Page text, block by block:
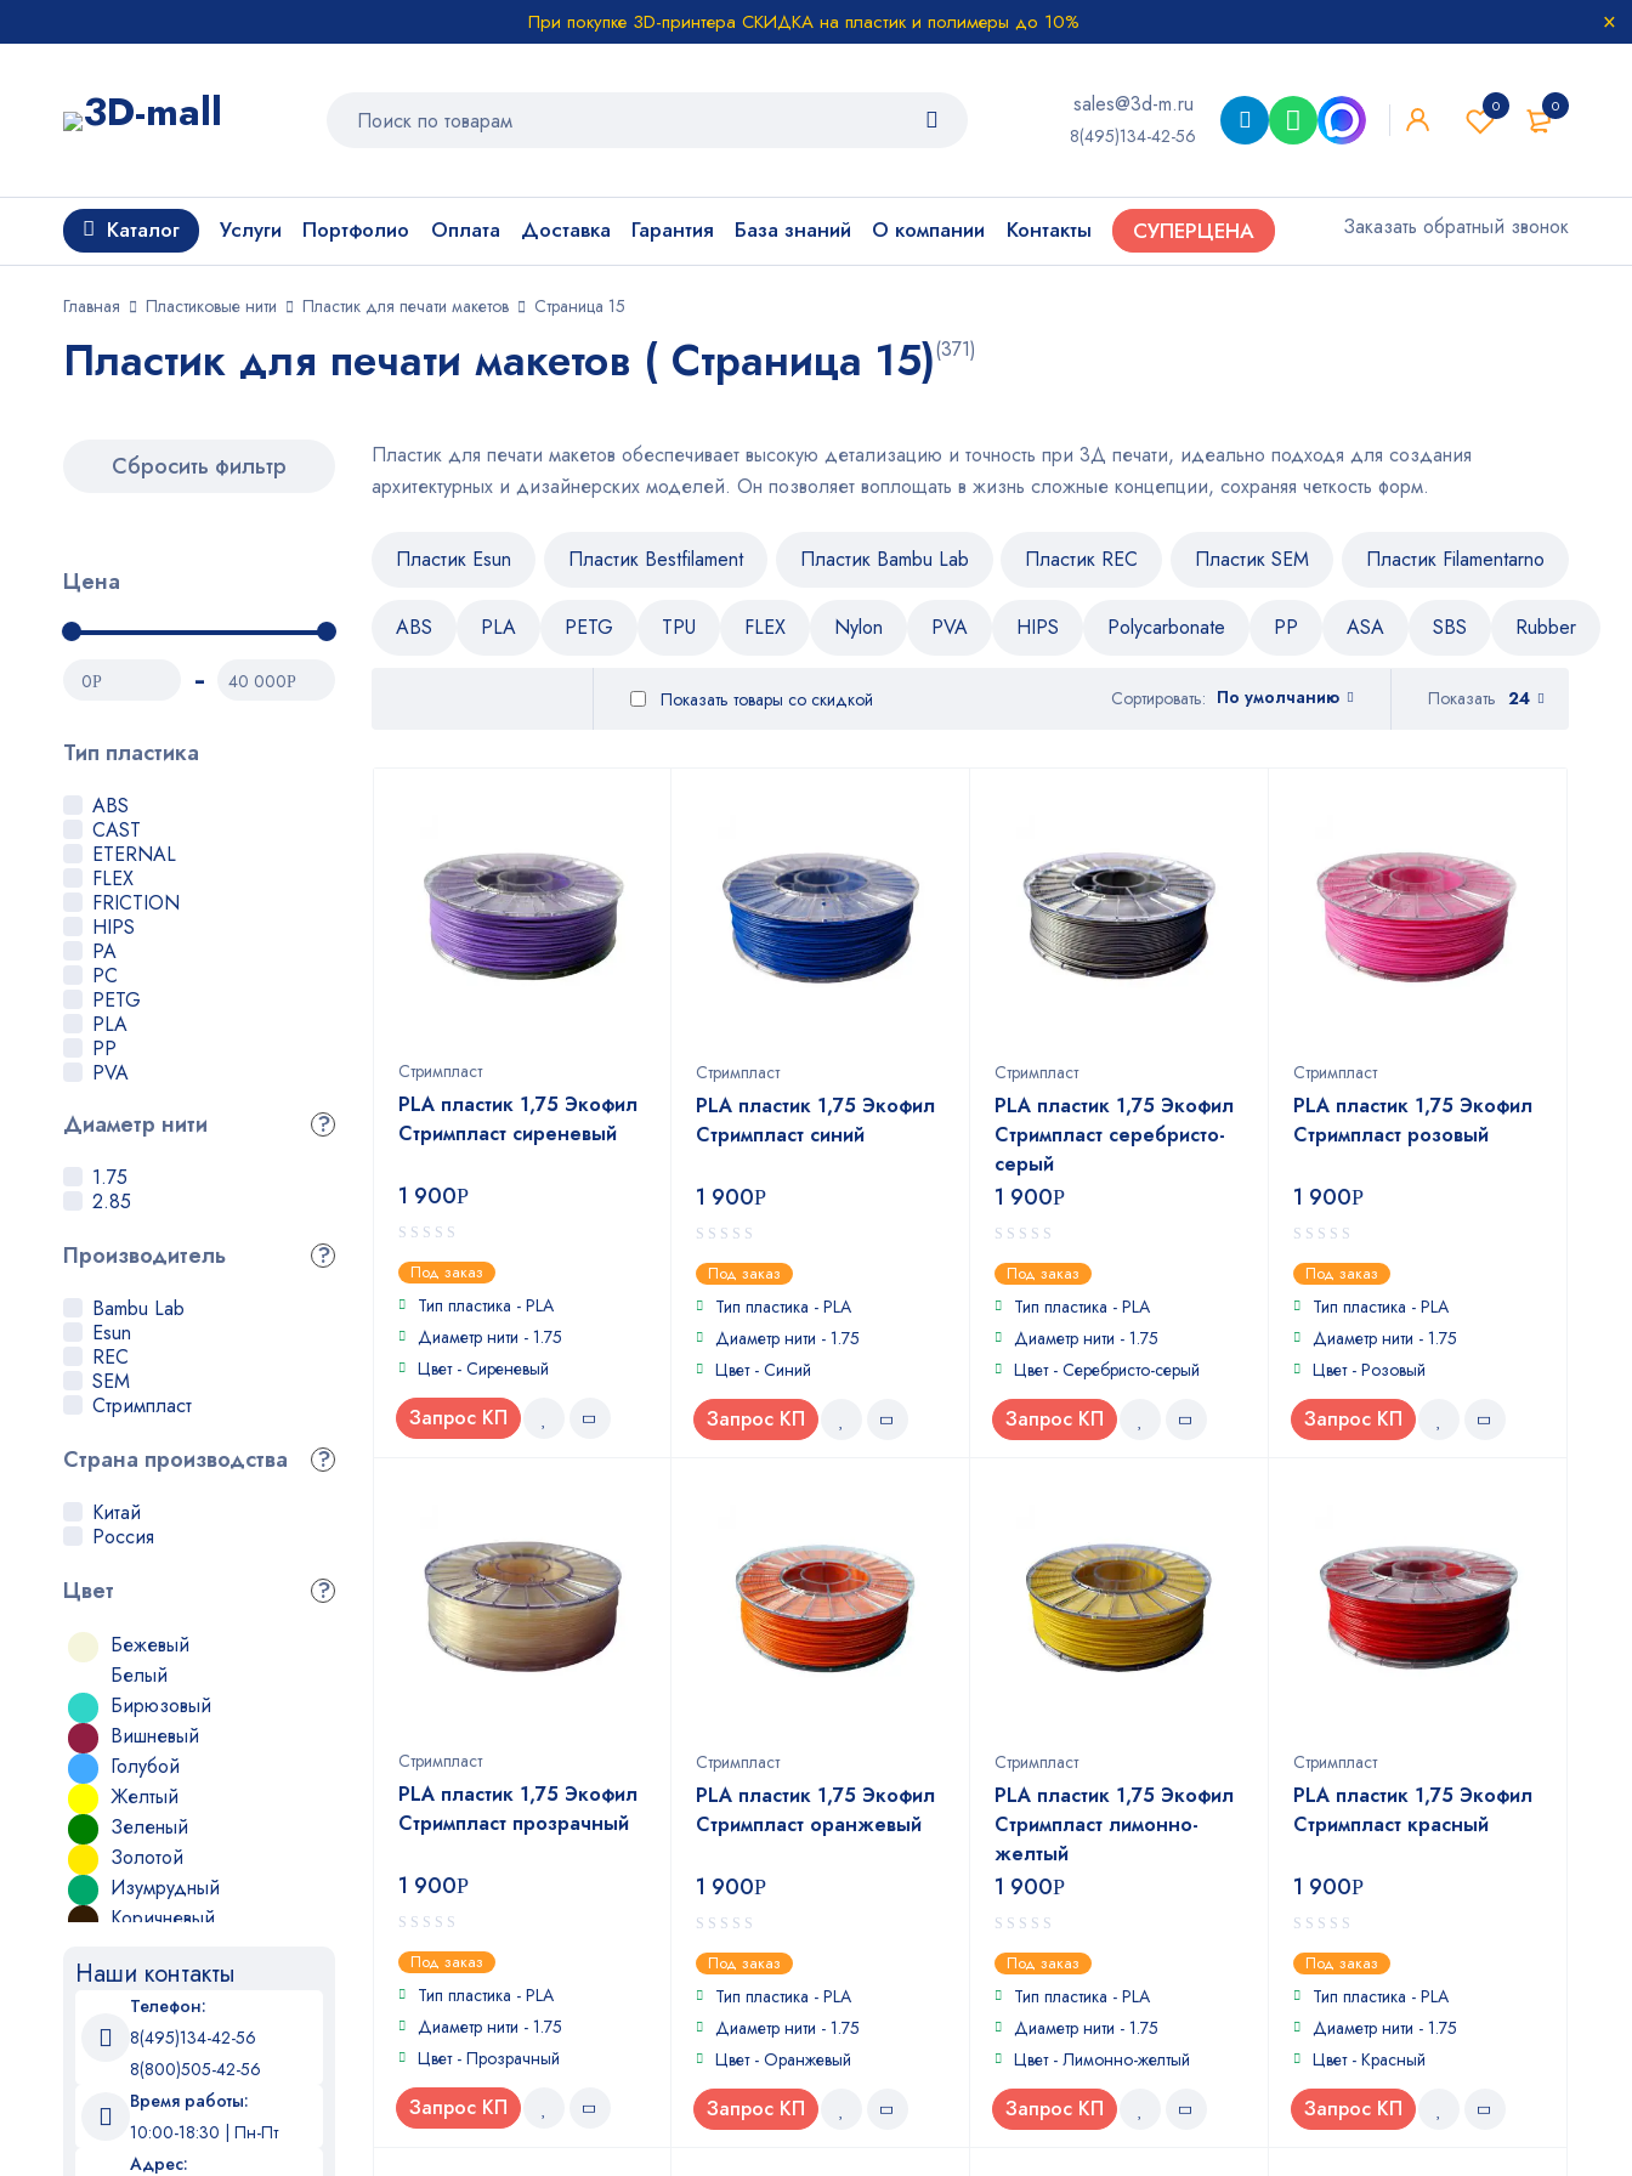
При покупке 3D-принтера СКИДКА на пластик и полимеры до 10%
0
0
sales@3d-m.ru
8(495)134-42-56
Каталог Услуги Портфолио Оплата Доставка Гарантия База знаний О компании Контакты СУПЕРЦЕНА Заказать обратный звонок
Главная Пластиковые нити Пластик для печати макетов Страница 15
Пластик для печати макетов ( Страница 15)(371)
Сбросить фильтр
Цена
0Р 40 000Р
Тип пластика
ABS
CAST
ETERNAL
FLEX
FRICTION
HIPS
PA
PC
PETG
PLA
PP
PVA
RUBBER
TPU
PEEK
Диаметр нити ?
1.75
2.85
Производитель ?
Bambu Lab
Esun
REC
SEM
Стримпласт
Страна производства ?
Китай
Россия
Цвет ?
Бежевый
Белый
Бирюзовый
Вишневый
Голубой
Желтый
Зеленый
Золотой
Изумрудный
Коричневый
Лайм
Лимонно-желтый
Люминесцентный
зеленый
Люминесцентный
красный
Люминесцентный синий
Наши контакты
Телефон:
8(495)134-42-56
8(800)505-42-56
Время работы:
10:00-18:30 | Пн-Пт
Адрес:
Пластик для печати макетов обеспечивает высокую детализацию и точность при 3Д печати, идеально подходя для создания
архитектурных и дизайнерских моделей. Он позволяет воплощать в жизнь сложные концепции, сохраняя четкость форм.
Пластик Esun Пластик Bestfilament Пластик Bambu Lab Пластик REC Пластик SEM Пластик Filamentarno
ABS PLA PETG TPU FLEX Nylon PVA HIPS Polycarbonate PP ASA SBS Rubber
Сортировать: По умолчанию
Показать товары со скидкой Показать 24
Стримпласт
PLA пластик 1,75 Экофил
Стримпласт сиреневый
1 900Р
0
out
of
Под заказ
Тип пластика - PLA
Диаметр нити - 1.75
Цвет - Сиреневый
Запрос КП
Стримпласт
PLA пластик 1,75 Экофил
Стримпласт синий
1 900Р
0
out
of
Под заказ
Тип пластика - PLA
Диаметр нити - 1.75
Цвет - Синий
Запрос КП
Стримпласт
PLA пластик 1,75 Экофил
Стримпласт серебристо-
серый
1 900Р
0
out
of
Под заказ
Тип пластика - PLA
Диаметр нити - 1.75
Цвет - Серебристо-серый
Запрос КП
Стримпласт
PLA пластик 1,75 Экофил
Стримпласт розовый
1 900Р
0
out
of
Под заказ
Тип пластика - PLA
Диаметр нити - 1.75
Цвет - Розовый
Запрос КП
Стримпласт
PLA пластик 1,75 Экофил
Стримпласт прозрачный
1 900Р
0
out
of
Под заказ
Тип пластика - PLA
Диаметр нити - 1.75
Цвет - Прозрачный
Запрос КП
Стримпласт
PLA пластик 1,75 Экофил
Стримпласт оранжевый
1 900Р
0
out
of
Под заказ
Тип пластика - PLA
Диаметр нити - 1.75
Цвет - Оранжевый
Запрос КП
Стримпласт
PLA пластик 1,75 Экофил
Стримпласт лимонно-
желтый
1 900Р
0
out
of
Под заказ
Тип пластика - PLA
Диаметр нити - 1.75
Цвет - Лимонно-желтый
Запрос КП
Стримпласт
PLA пластик 1,75 Экофил
Стримпласт красный
1 900Р
0
out
of
Под заказ
Тип пластика - PLA
Диаметр нити - 1.75
Цвет - Красный
Запрос КП